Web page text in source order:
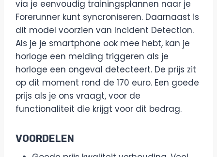
via je eenvoudig trainingsplannen naar je
Forerunner kunt syncroniseren. Daarnaast is
dit model voorzien van Incident Detection.
Als je je smartphone ook mee hebt, kan je
horloge een melding triggeren als je
horloge een ongeval detecteert. De prijs zit
op dit moment rond de 170 euro. Een goede
prijs als je ons vraagt, voor de
functionaliteit die krijgt voor dit bedrag.
VOORDELEN